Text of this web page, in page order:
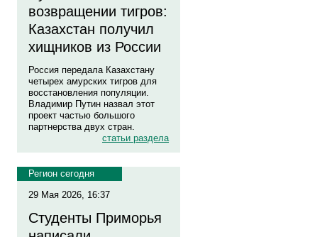
возвращении тигров:
Казахстан получил
хищников из России
Россия передала Казахстану
четырех амурских тигров для
восстановления популяции.
Владимир Путин назвал этот
проект частью большого
партнерства двух стран.
статьи раздела
Регион сегодня
29 Мая 2026, 16:37
Студенты Приморья